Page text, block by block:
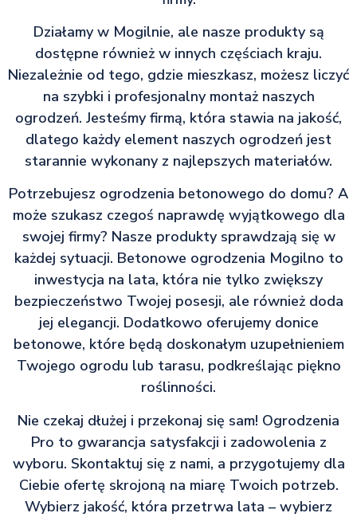
Działamy w Mogilnie, ale nasze produkty są
dostępne również w innych częściach kraju.
Niezależnie od tego, gdzie mieszkasz, możesz liczyć
na szybki i profesjonalny montaż naszych
ogrodzeń. Jesteśmy firmą, która stawia na jakość,
dlatego każdy element naszych ogrodzeń jest
starannie wykonany z najlepszych materiałów.
Potrzebujesz ogrodzenia betonowego do domu? A
może szukasz czegoś naprawdę wyjątkowego dla
swojej firmy? Nasze produkty sprawdzają się w
każdej sytuacji. Betonowe ogrodzenia Mogilno to
inwestycja na lata, która nie tylko zwiększy
bezpieczeństwo Twojej posesji, ale również doda
jej elegancji. Dodatkowo oferujemy donice
betonowe, które będą doskonałym uzupełnieniem
Twojego ogrodu lub tarasu, podkreślając piękno
roślinności.
Nie czekaj dłużej i przekonaj się sam! Ogrodzenia
Pro to gwarancja satysfakcji i zadowolenia z
wyboru. Skontaktuj się z nami, a przygotujemy dla
Ciebie ofertę skrojoną na miarę Twoich potrzeb.
Wybierz jakość, która przetrwa lata – wybierz